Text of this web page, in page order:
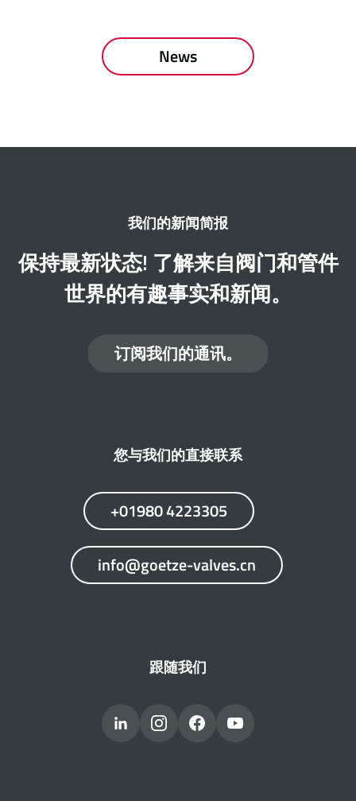
News
我们的新闻简报
保持最新状态! 了解来自阀门和管件
世界的有趣事实和新闻。
订阅我们的通讯。
您与我们的直接联系
+01980 4223305
info@goetze-valves.cn
跟随我们